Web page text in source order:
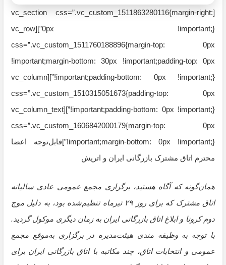
[vc_section css=”.vc_custom_1511863280116{margin-right:
0px !important;}”][vc_row
css=”.vc_custom_1511760188896{margin-top: 0px
!important;margin-bottom: 30px !important;padding-top: 0px
!important;padding-bottom: 0px !important;}”][vc_column
css=”.vc_custom_1510315051673{padding-top: 0px
!important;padding-bottom: 0px !important;}”][vc_column_text
css=”.vc_custom_1606842000179{margin-top: 0px
!important;margin-bottom: 0px !important;}”]قابل‌توجه اعضا
محترم اتاق مشترک بازرگانی ایران و اتریش
همان‌گونه که آگاه هستید، برگزاری مجمع عمومی عادی سالیانه
اتاق مشترک که برای روز ۲۹ تیرماه تنظیم‌شده بود، به دلیل موج
دوم کرونا و ابلاغ اتاق بازرگانی ایران به زمان دیگری موکول گردید.
با توجه به وظیفه مندی هیئت‌مدیره در برگزاری به‌موقع مجمع
عمومی و انتخابات اتاق، چند مکاتبه با اتاق بازرگانی ایران برای